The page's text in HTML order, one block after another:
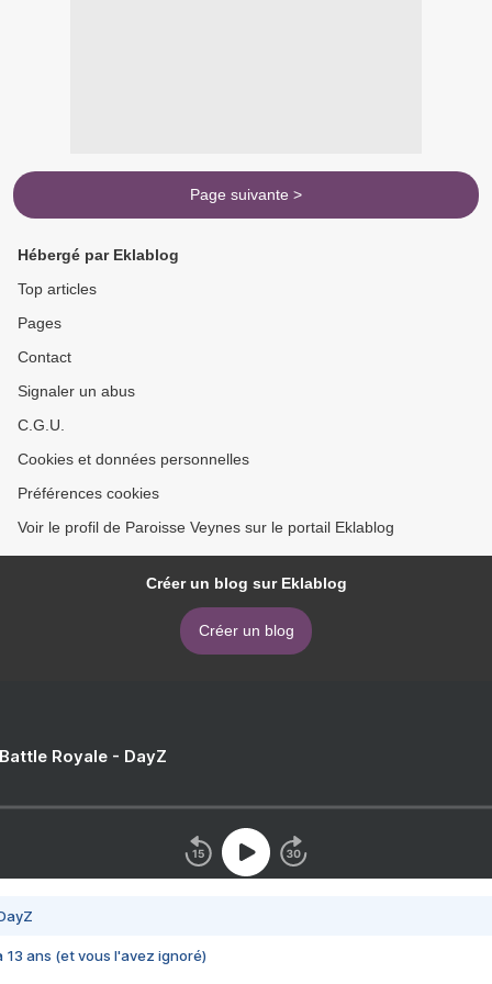
Page suivante >
Hébergé par Eklablog
Top articles
Pages
Contact
Signaler un abus
C.G.U.
Cookies et données personnelles
Préférences cookies
Voir le profil de Paroisse Veynes sur le portail Eklablog
Créer un blog sur Eklablog
Créer un blog
Royale - DayZ
13 ans (et vous l'avez ignoré)